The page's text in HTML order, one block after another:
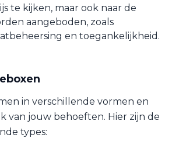
te kijken, maar ook naar de
aangeboden, zoals
en toegankelijkheid.
in verschillende vormen en
van jouw behoeften. Hier zijn de
types: